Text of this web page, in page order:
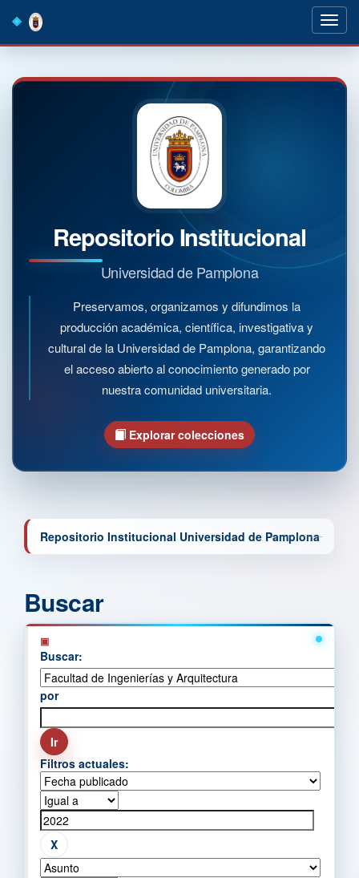
navigation
Repositorio Institucional
Universidad de Pamplona
Preservamos, organizamos y difundimos la
producción académica, científica, investigativa y
cultural de la Universidad de Pamplona, garantizando
el acceso abierto al conocimiento generado por
nuestra comunidad universitaria.
Explorar colecciones
Repositorio Institucional Universidad de Pamplona
Buscar
Buscar:
por
Filtros actuales: